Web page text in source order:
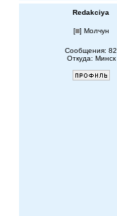
Redakciya
[ ] Молчун
Сообщения: 82
Откуда: Минск